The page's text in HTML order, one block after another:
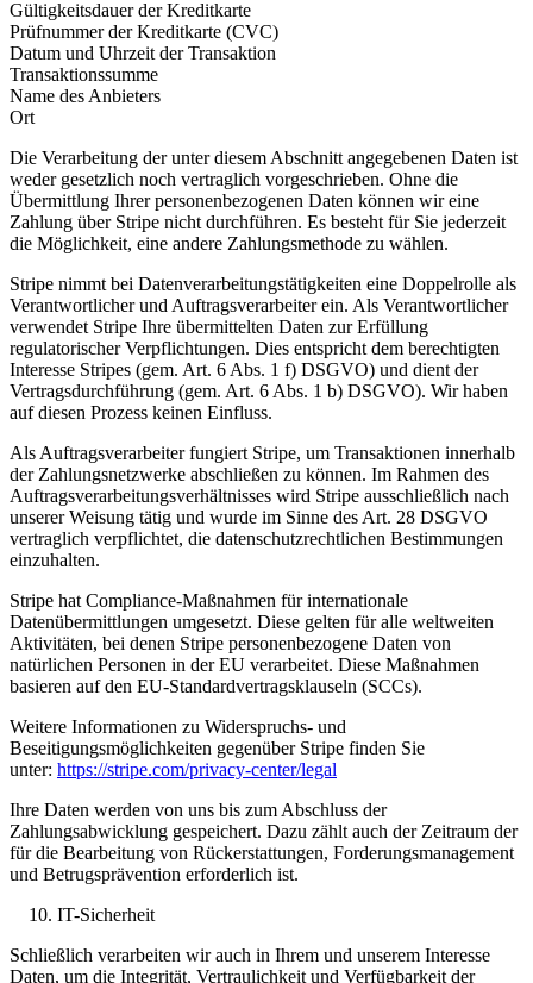
Gültigkeitsdauer der Kreditkarte
Prüfnummer der Kreditkarte (CVC)
Datum und Uhrzeit der Transaktion
Transaktionssumme
Name des Anbieters
Ort
Die Verarbeitung der unter diesem Abschnitt angegebenen Daten ist
weder gesetzlich noch vertraglich vorgeschrieben. Ohne die
Übermittlung Ihrer personenbezogenen Daten können wir eine
Zahlung über Stripe nicht durchführen. Es besteht für Sie jederzeit
die Möglichkeit, eine andere Zahlungsmethode zu wählen.
Stripe nimmt bei Datenverarbeitungstätigkeiten eine Doppelrolle als
Verantwortlicher und Auftragsverarbeiter ein. Als Verantwortlicher
verwendet Stripe Ihre übermittelten Daten zur Erfüllung
regulatorischer Verpflichtungen. Dies entspricht dem berechtigten
Interesse Stripes (gem. Art. 6 Abs. 1 f) DSGVO) und dient der
Vertragsdurchführung (gem. Art. 6 Abs. 1 b) DSGVO). Wir haben
auf diesen Prozess keinen Einfluss.
Als Auftragsverarbeiter fungiert Stripe, um Transaktionen innerhalb
der Zahlungsnetzwerke abschließen zu können. Im Rahmen des
Auftragsverarbeitungsverhältnisses wird Stripe ausschließlich nach
unserer Weisung tätig und wurde im Sinne des Art. 28 DSGVO
vertraglich verpflichtet, die datenschutzrechtlichen Bestimmungen
einzuhalten.
Stripe hat Compliance-Maßnahmen für internationale
Datenübermittlungen umgesetzt. Diese gelten für alle weltweiten
Aktivitäten, bei denen Stripe personenbezogene Daten von
natürlichen Personen in der EU verarbeitet. Diese Maßnahmen
basieren auf den EU-Standardvertragsklauseln (SCCs).
Weitere Informationen zu Widerspruchs- und
Beseitigungsmöglichkeiten gegenüber Stripe finden Sie
unter: https://stripe.com/privacy-center/legal
Ihre Daten werden von uns bis zum Abschluss der
Zahlungsabwicklung gespeichert. Dazu zählt auch der Zeitraum der
für die Bearbeitung von Rückerstattungen, Forderungsmanagement
und Betrugsprävention erforderlich ist.
IT-Sicherheit
Schließlich verarbeiten wir auch in Ihrem und unserem Interesse
Daten, um die Integrität, Vertraulichkeit und Verfügbarkeit der